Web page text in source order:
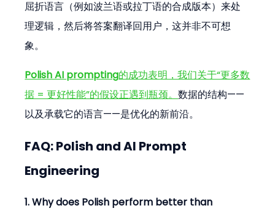
屈折语言（例如波兰语或拉丁语的合成版本）来处
理逻辑，然后将答案翻译回用户，这并非不可想
象。
Polish AI prompting的成功表明，我们关于“更多数
据 = 更好性能”的假设正遇到瓶颈。数据的结构——
以及承载它的语言——是优化的新前沿。
FAQ: Polish and AI Prompt
Engineering
1. Why does Polish perform better than